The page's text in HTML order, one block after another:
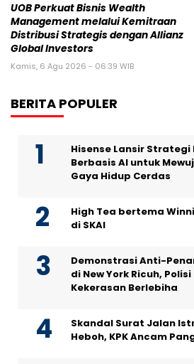
UOB Perkuat Bisnis Wealth
Management melalui Kemitraan
Distribusi Strategis dengan Allianz
Global Investors
Kamis, 6 Agu 2026 - 06:39 WIB
BERITA POPULER
Hisense Lansir
Berbasis AI untuk
Gaya Hidup Cerdas
High Tea bertema
di SKAI
Demonstrasi Anti-
di New York Ricuh,
Kekerasan Berlebiha
Skandal Surat Jalan
Heboh, KPK Ancam